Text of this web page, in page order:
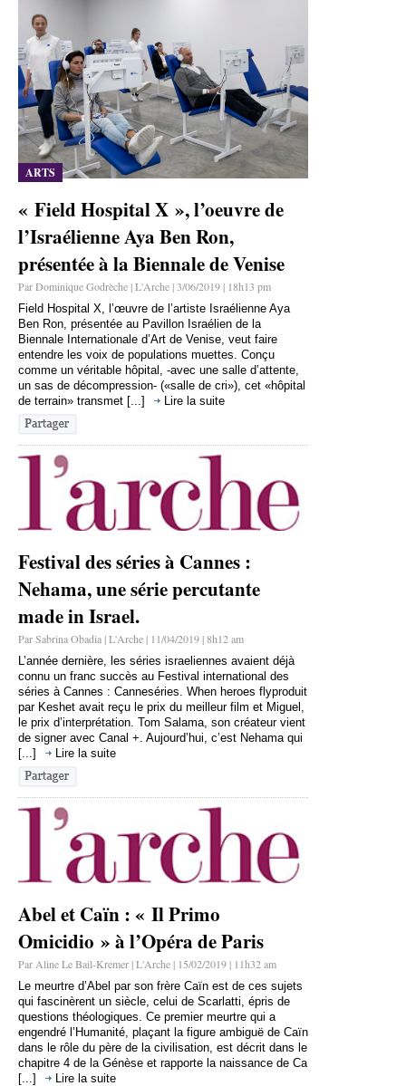
ARTS
« Field Hospital X », l’oeuvre de
l’Israélienne Aya Ben Ron,
présentée à la Biennale de Venise
Par Dominique Godrèche | L'Arche | 3/06/2019 | 18h13 pm
Field Hospital X, l’œuvre de l’artiste Israélienne Aya
Ben Ron, présentée au Pavillon Israélien de la
Biennale Internationale d’Art de Venise, veut faire
entendre les voix de populations muettes. Conçu
comme un véritable hôpital, -avec une salle d’attente,
un sas de décompression- («salle de cri»), cet «hôpital
de terrain» transmet [...]
Lire la suite
Festival des séries à Cannes :
Nehama, une série percutante
made in Israel.
Par Sabrina Obadia | L'Arche | 11/04/2019 | 8h12 am
L’année dernière, les séries israeliennes avaient déjà
connu un franc succès au Festival international des
séries à Cannes : Canneséries. When heroes flyproduit
par Keshet avait reçu le prix du meilleur film et Miguel,
le prix d’interprétation. Tom Salama, son créateur vient
de signer avec Canal +. Aujourd’hui, c’est Nehama qui
[...]
Lire la suite
Abel et Caïn : « Il Primo
Omicidio » à l’Opéra de Paris
Par Aline Le Bail-Kremer | L'Arche | 15/02/2019 | 11h32 am
Le meurtre d’Abel par son frère Caïn est de ces sujets
qui fascinèrent un siècle, celui de Scarlatti, épris de
questions théologiques. Ce premier meurtre qui a
engendré l’Humanité, plaçant la figure ambiguë de Caïn
dans le rôle du père de la civilisation, est décrit dans le
chapitre 4 de la Génèse et rapporte la naissance de Ca
[...]
Lire la suite